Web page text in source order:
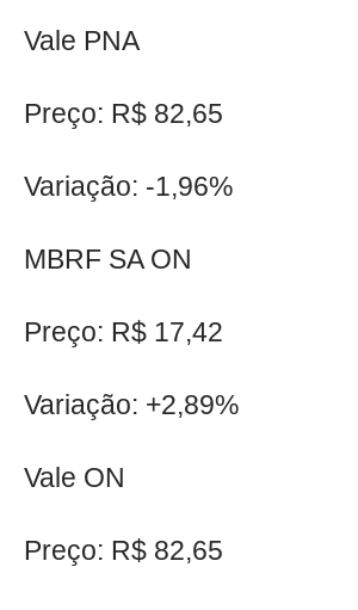
Vale PNA
Preço: R$ 82,65
Variação: -1,96%
MBRF SA ON
Preço: R$ 17,42
Variação: +2,89%
Vale ON
Preço: R$ 82,65